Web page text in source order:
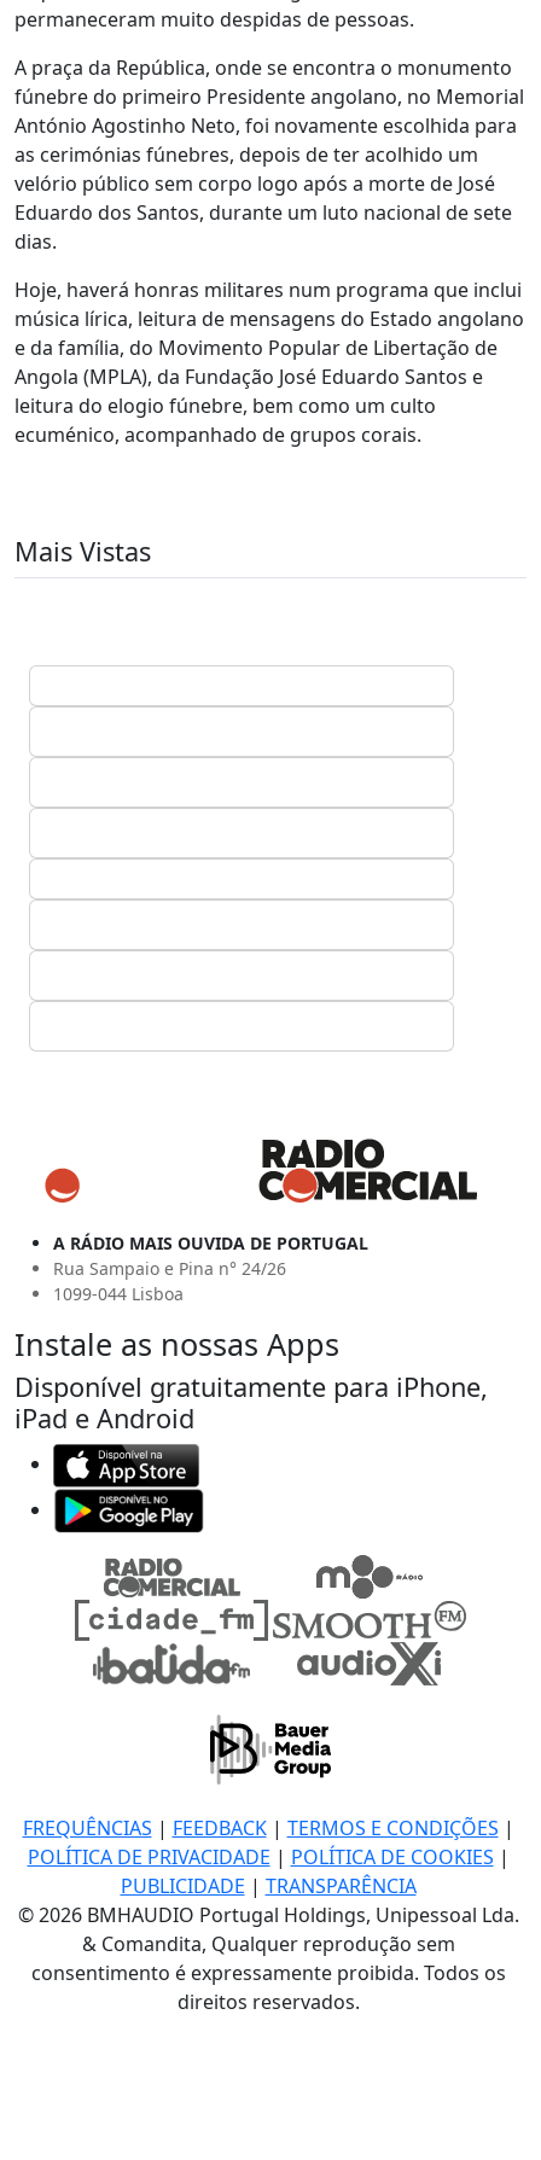
permaneceram muito despidas de pessoas.
A praça da República, onde se encontra o monumento
fúnebre do primeiro Presidente angolano, no Memorial
António Agostinho Neto, foi novamente escolhida para
as cerimónias fúnebres, depois de ter acolhido um
velório público sem corpo logo após a morte de José
Eduardo dos Santos, durante um luto nacional de sete
dias.
Hoje, haverá honras militares num programa que inclui
música lírica, leitura de mensagens do Estado angolano
e da família, do Movimento Popular de Libertação de
Angola (MPLA), da Fundação José Eduardo Santos e
leitura do elogio fúnebre, bem como um culto
ecuménico, acompanhado de grupos corais.
Mais Vistas
A RÁDIO MAIS OUVIDA DE PORTUGAL
Rua Sampaio e Pina n° 24/26
1099-044 Lisboa
Instale as nossas Apps
Disponível gratuitamente para iPhone,
iPad e Android
FREQUÊNCIAS | FEEDBACK| TERMOS E CONDIÇÕES |
POLÍTICA DE PRIVACIDADE | POLÍTICA DE COOKIES |
PUBLICIDADE | TRANSPARÊNCIA
© 2026 BMHAUDIO Portugal Holdings, Unipessoal Lda.
& Comandita, Qualquer reprodução sem
consentimento é expressamente proibida. Todos os
direitos reservados.